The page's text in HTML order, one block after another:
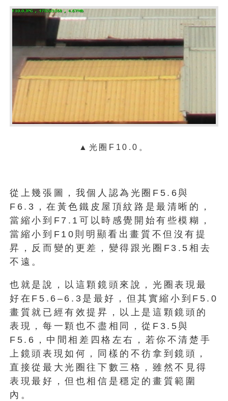
▲光圈F10.0。
從上幾張圖，我個人認為光圈F5.6與
F6.3，在黃色鐵皮屋頂紋路是最清晰的，
當縮小到F7.1可以時感覺開始有些模糊，
當縮小到F10則明顯看出畫質不但沒有提
昇，反而變的更差，變得跟光圈F3.5相去
不遠。
也就是說，以這顆鏡頭來說，光圈表現最
好在F5.6–6.3是最好，但其實縮小到F5.0
畫質就已經有效提昇，以上是這顆鏡頭的
表現，每一顆也不盡相同，從F3.5與
F5.6，中間相差四格左右，若你不清楚手
上鏡頭表現如何，同樣的不彷拿到鏡頭，
直接從最大光圈往下數三格，雖然不見得
表現最好，但也相信是穩定的畫質範圍
內。